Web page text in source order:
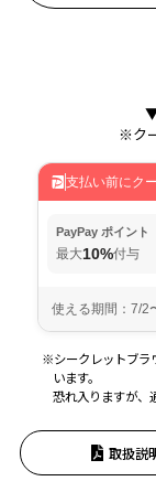
※ク
※シークレットブラ
います。
恐れ入りますが、
取扱説